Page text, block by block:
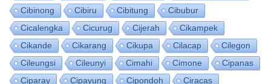
Cibinong
Cibiru Cibitung
Cibubur
Cicalengka
Cicurug Cijerah
Cikampek
Cikande
Cikarang Cikupa Cilacap
Cilegon
Cileungsi
Cileunyi Cimahi Cimone
Cipanas
Ciparay
Cipayung Cipondoh
Ciracas